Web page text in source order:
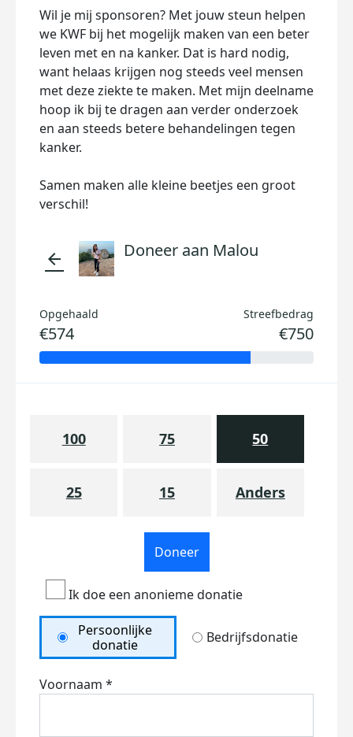
Wil je mij sponsoren? Met jouw steun helpen
we KWF bij het mogelijk maken van een beter
leven met en na kanker. Dat is hard nodig,
want helaas krijgen nog steeds veel mensen
met deze ziekte te maken. Met mijn deelname
hoop ik bij te dragen aan verder onderzoek
en aan steeds betere behandelingen tegen
kanker.
Samen maken alle kleine beetjes een groot
verschil!
arrow_back Doneer aan Malou
Opgehaald
€574
Streefbedrag
€750
100 75 50
25 15 Anders
Doneer
Ik doe een anonieme donatie
Persoonlijke
donatie
Bedrijfsdonatie
Voornaam *